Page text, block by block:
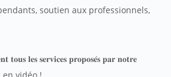
soutien aux professionnels,
𝐭𝐨𝐮𝐬 𝐥𝐞𝐬 𝐬𝐞𝐫𝐯𝐢𝐜𝐞𝐬 𝐩𝐫𝐨𝐩𝐨𝐬𝐞́𝐬 𝐩𝐚𝐫 𝐧𝐨𝐭𝐫𝐞